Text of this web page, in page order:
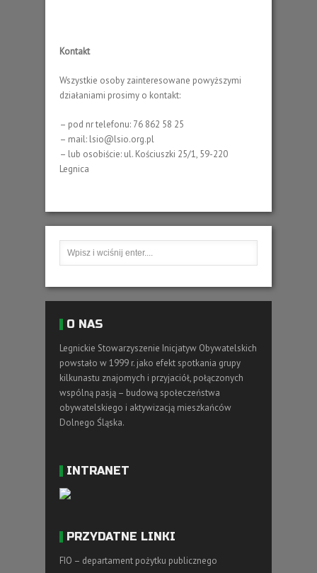
Kontakt
Wszystkie osoby zainteresowane powyższymi
działaniami prosimy o kontakt:
– pod nr telefonu: 76 862 58 25
– mail: lsio@lsio.org.pl
– lub osobiście: ul. Kościuszki 25/1, 59-220
Legnica
O NAS
Legnickie Stowarzyszenie Inicjatyw Obywatelskich
powstało w 1999 r. jako efekt spotkania grupy
kilkunastu znajomych i przyjaciół, połączonych
wspólną pasją – budową społeczeństwa
obywatelskiego i aktywizacją mieszkańców
Dolnego Śląska.
INTRANET
PRZYDATNE LINKI
FIO – departament pożytku publicznego